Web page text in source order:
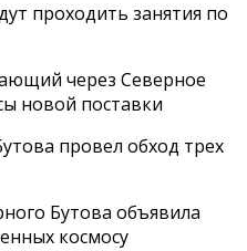
проходить занятия по
через Северное
новой поставки
провел обход трех
Бутова объявила
космосу